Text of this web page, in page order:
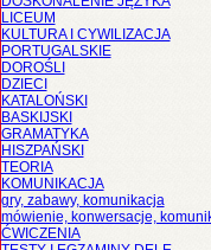
LICEUM
KULTURA I CYWILIZACJA
PORTUGALSKIE
DOROŚLI
DZIECI
KATALOŃSKI
BASKIJSKI
GRAMATYKA
HISZPAŃSKI
TEORIA
KOMUNIKACJA
gry, zabawy, komunikacja
mówienie, konwersacje,
ĆWICZENIA